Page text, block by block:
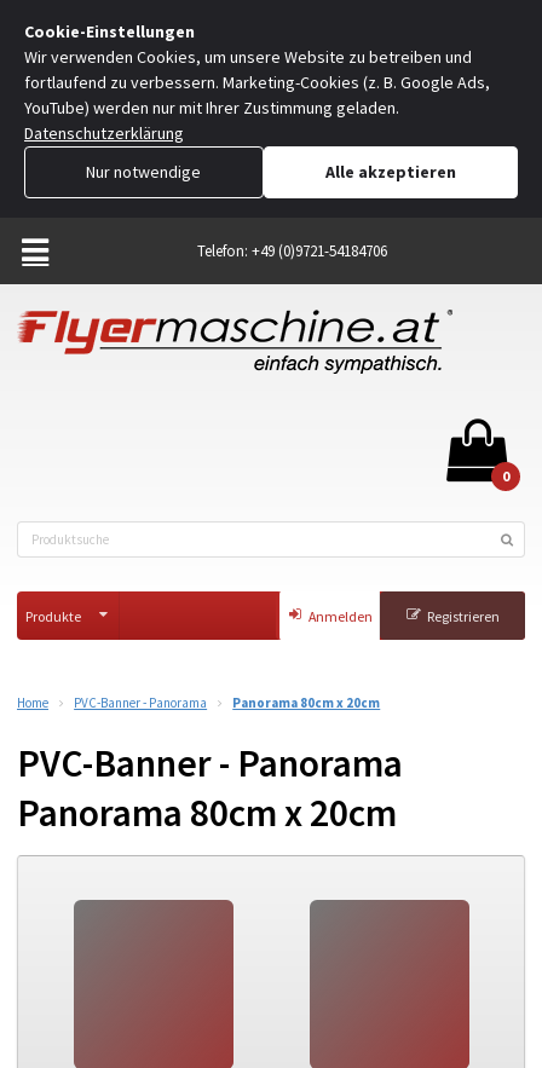
Cookie-Einstellungen
Wir verwenden Cookies, um unsere Website zu betreiben und
fortlaufend zu verbessern. Marketing-Cookies (z. B. Google Ads,
YouTube) werden nur mit Ihrer Zustimmung geladen.
Datenschutzerklärung
Nur notwendige
Alle akzeptieren
Telefon: +49 (0)9721-54184706
0
Produkte Anmelden Registrieren
Home PVC-Banner - Panorama Panorama 80cm x 20cm
PVC-Banner - Panorama
Panorama 80cm x 20cm